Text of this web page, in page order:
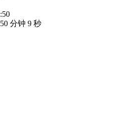
分钟 10 秒